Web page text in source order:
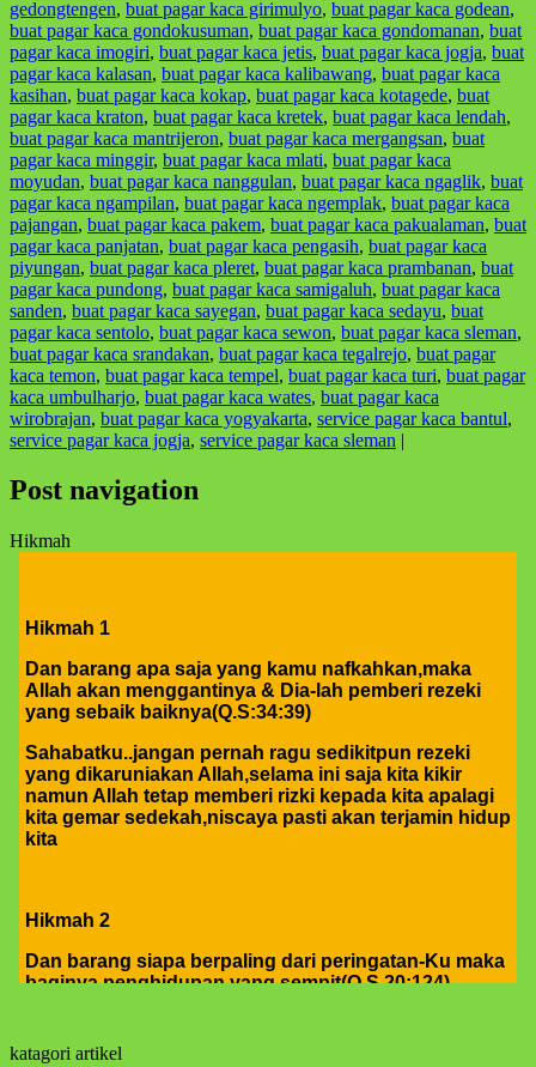
gedongtengen, buat pagar kaca girimulyo, buat pagar kaca godean,
buat pagar kaca gondokusuman, buat pagar kaca gondomanan, buat
pagar kaca imogiri, buat pagar kaca jetis, buat pagar kaca jogja, buat
pagar kaca kalasan, buat pagar kaca kalibawang, buat pagar kaca
kasihan, buat pagar kaca kokap, buat pagar kaca kotagede, buat
pagar kaca kraton, buat pagar kaca kretek, buat pagar kaca lendah,
buat pagar kaca mantrijeron, buat pagar kaca mergangsan, buat
pagar kaca minggir, buat pagar kaca mlati, buat pagar kaca
moyudan, buat pagar kaca nanggulan, buat pagar kaca ngaglik, buat
pagar kaca ngampilan, buat pagar kaca ngemplak, buat pagar kaca
pajangan, buat pagar kaca pakem, buat pagar kaca pakualaman, buat
pagar kaca panjatan, buat pagar kaca pengasih, buat pagar kaca
piyungan, buat pagar kaca pleret, buat pagar kaca prambanan, buat
pagar kaca pundong, buat pagar kaca samigaluh, buat pagar kaca
sanden, buat pagar kaca sayegan, buat pagar kaca sedayu, buat
pagar kaca sentolo, buat pagar kaca sewon, buat pagar kaca sleman,
buat pagar kaca srandakan, buat pagar kaca tegalrejo, buat pagar
kaca temon, buat pagar kaca tempel, buat pagar kaca turi, buat pagar
kaca umbulharjo, buat pagar kaca wates, buat pagar kaca
wirobrajan, buat pagar kaca yogyakarta, service pagar kaca bantul,
service pagar kaca jogja, service pagar kaca sleman |
Post navigation
Hikmah
Hikmah 1
Dan barang apa saja yang kamu nafkahkan,maka
Allah akan menggantinya & Dia-lah pemberi rezeki
yang sebaik baiknya(Q.S:34:39)
Sahabatku..jangan pernah ragu sedikitpun rezeki
yang dikaruniakan Allah,selama ini saja kita kikir
namun Allah tetap memberi rizki kepada kita apalagi
kita gemar sedekah,niscaya pasti akan terjamin hidup
kita
Hikmah 2
Dan barang siapa berpaling dari peringatan-Ku maka
baginya penghidupan yang sempit(Q.S.20:124)
dosa kita kepada Allah
katagori artikel